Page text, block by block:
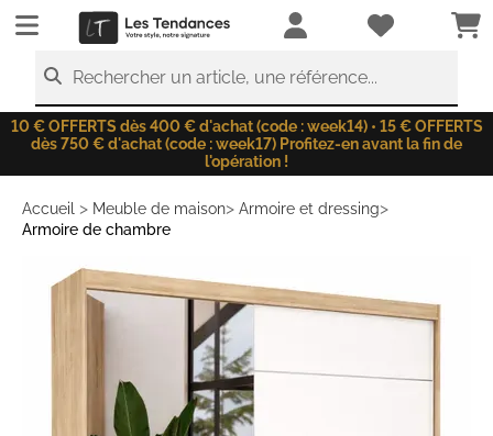
LesTendances.fr
Rechercher un article, une référence...
10 € OFFERTS dès 400 € d'achat (code : week14) • 15 € OFFERTS
dès 750 € d'achat (code : week17) Profitez-en avant la fin de
l'opération !
Accueil > Meuble de maison> Armoire et dressing>
Armoire de chambre